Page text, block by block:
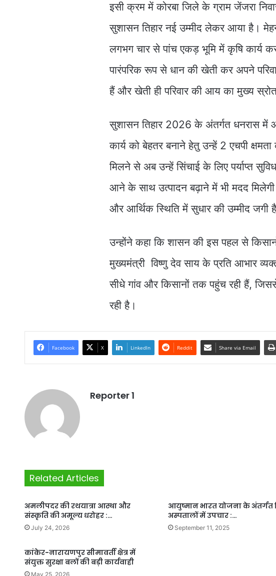
इसी क्रम में कोरबा जिले के ग्राम जेंजरा
सुशासन तिहार नई उम्मीद लेकर आया है।
लगभग चार से पांच एकड़ भूमि में कृषि कार्य
पारंपरिक रूप से धान की खेती कर अपने
हैं और खेती ही परिवार की आय का मुख्य
सुशासन तिहार 2026 के अंतर्गत धनरास में
कार्य को बेहतर बनाने हेतु उन्हें 2 एचपी
मिलने से अब उन्हें सिंचाई के लिए पर्याप्त
आने के साथ उत्पादन बढ़ाने में भी मदद
और आर्थिक स्थिति में सुधार की उम्मीद जगी
उन्होंने कहा कि शासन की इस पहल से
मुख्यमंत्री विष्णु देव साय के प्रति आभार
सीधे गांव और किसानों तक पहुंच रही हैं,
रही है।
Facebook X LinkedIn Reddit Share via Email
Reporter 1
Related Articles
अमलीपदर की रथयात्रा आस्था और
संस्कृति की अमूल्य धरोहर :…
July 24, 2026
आयुष्मान भारत योजना के अंतर्गत
अस्पतालों में उपचार :…
September 11, 2025
कांकेर-नारायणपुर सीमावर्ती क्षेत्र में
संयुक्त सुरक्षा बलों की बड़ी कार्यवाही
May 25, 2026